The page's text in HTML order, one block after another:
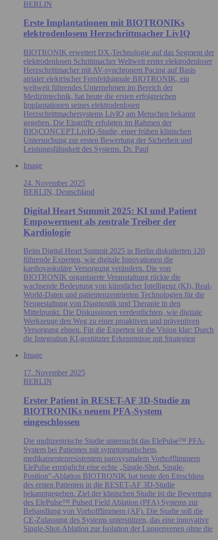
BERLIN
Erste Implantationen mit BIOTRONIKs
elektrodenlosem Herzschrittmacher LivIQ
BIOTRONIK erweitert DX-Technologie auf das Segment der
elektrodenlosen Schrittmacher Weltweit erster elektrodenloser
Herzschrittmacher mit AV-synchronem Pacing auf Basis
atrialer elektrischer Fernfeldsignale BIOTRONIK, ein
weltweit führendes Unternehmen im Bereich der
Medizintechnik, hat heute die ersten erfolgreichen
Implantationen seines elektrodenlosen
Herzschrittmachersystems LivIQ am Menschen bekannt
gegeben. Die Eingriffe erfolgten im Rahmen der
BIO|CONCEPT.LivIQ‑Studie, einer frühen klinischen
Untersuchung zur ersten Bewertung der Sicherheit und
Leistungsfähigkeit des Systems. Dr. Paul
Image
24. November 2025
BERLIN, Deutschland
Digital Heart Summit 2025: KI und Patient
Empowerment als zentrale Treiber der
Kardiologie
Beim Digital Heart Summit 2025 in Berlin diskutierten 120
führende Experten, wie digitale Innovationen die
kardiovaskuläre Versorgung verändern. Die von
BIOTRONIK organisierte Veranstaltung rückte die
wachsende Bedeutung von künstlicher Intelligenz (KI), Real-
World-Daten und patientenzentrierten Technologien für die
Neugestaltung von Diagnostik und Therapie in den
Mittelpunkt. Die Diskussionen verdeutlichten, wie digitale
Werkzeuge den Weg zu einer proaktiven und präventiven
Versorgung ebnen. Für die Experten ist die Vision klar: Durch
die Integration KI-gestützter Erkenntnisse mit Strategien
Image
17. November 2025
BERLIN
Erster Patient in RESET-AF 3D-Studie zu
BIOTRONIKs neuem PFA-System
eingeschlossen
Die multizentrische Studie untersucht das ElePulse™ PFA-
System bei Patienten mit symptomatischem,
medikamentenresistentem paroxysmalem Vorhofflimmern
ElePulse ermöglicht eine echte „Single-Shot, Single-
Position"-Ablation BIOTRONIK hat heute den Einschluss
des ersten Patienten in die RESET-AF 3D-Studie
bekanntgegeben. Ziel der klinischen Studie ist die Bewertung
des ElePulse™ Pulsed Field Ablation (PFA) Systems zur
Behandlung von Vorhofflimmern (AF). Die Studie soll die
CE-Zulassung des Systems unterstützen, das eine innovative
Single-Shot-Ablation zur Isolation der Lungenvenen ohne die